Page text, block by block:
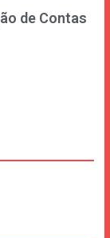
de Contas